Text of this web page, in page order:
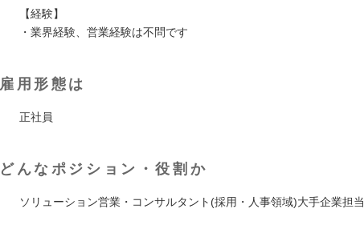
【経験】
・業界経験、営業経験は不問です
雇用形態は
正社員
どんなポジション・役割か
ソリューション営業・コンサルタント(採用・人事領域)大手企業担当